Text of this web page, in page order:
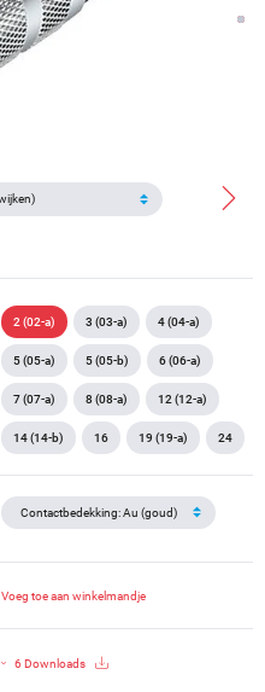
2 (02-a) 3 (03-a) 4 (04-a)
5 (05-a) 5 (05-b) 6 (06-a)
7 (07-a) 8 (08-a) 12 (12-a)
14 (14-b) 16 19 (19-a) 24
Voeg toe aan winkelmandje
6 Downloads